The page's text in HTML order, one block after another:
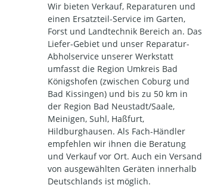
Wir bieten Verkauf, Reparaturen und
einen Ersatzteil-Service im Garten,
Forst und Landtechnik Bereich an. Das
Liefer-Gebiet und unser Reparatur-
Abholservice unserer Werkstatt
umfasst die Region Umkreis Bad
Königshofen (zwischen Coburg und
Bad Kissingen) und bis zu 50 km in
der Region Bad Neustadt/Saale,
Meinigen, Suhl, Haßfurt,
Hildburghausen. Als Fach-Händler
empfehlen wir ihnen die Beratung
und Verkauf vor Ort. Auch ein Versand
von ausgewählten Geräten innerhalb
Deutschlands ist möglich.